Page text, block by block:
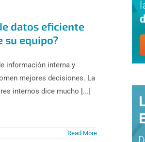
datos eficiente
su equipo?
información interna y
mejores decisiones. La
internos dice mucho [...]
Read More